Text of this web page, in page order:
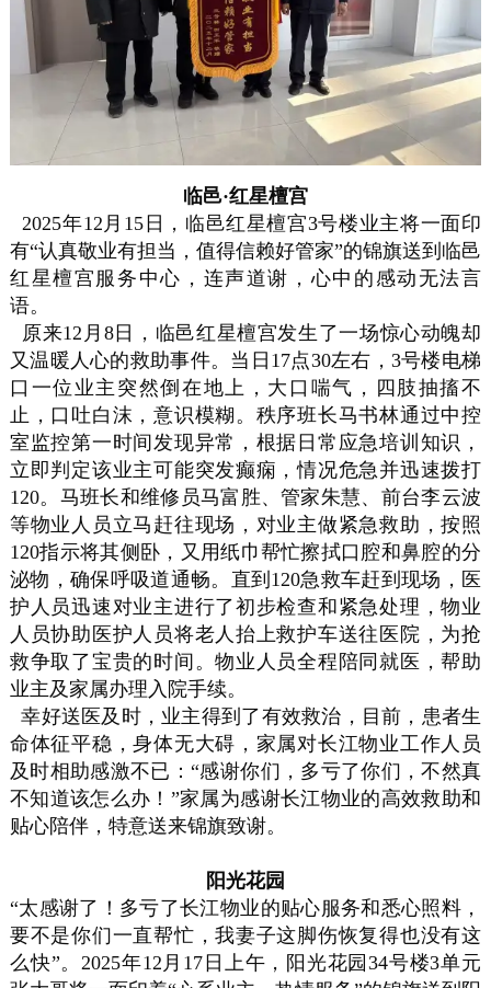
临邑·红星檀宫
2025年12月15日，临邑红星檀宫3号楼业主将一面印
有“认真敬业有担当，值得信赖好管家”的锦旗送到临邑
红星檀宫服务中心，连声道谢，心中的感动无法言
语。
原来12月8日，临邑红星檀宫发生了一场惊心动魄却
又温暖人心的救助事件。当日17点30左右，3号楼电梯
口一位业主突然倒在地上，大口喘气，四肢抽搐不
止，口吐白沫，意识模糊。秩序班长马书林通过中控
室监控第一时间发现异常，根据日常应急培训知识，
立即判定该业主可能突发癫痫，情况危急并迅速拨打
120。马班长和维修员马富胜、管家朱慧、前台李云波
等物业人员立马赶往现场，对业主做紧急救助，按照
120指示将其侧卧，又用纸巾帮忙擦拭口腔和鼻腔的分
泌物，确保呼吸道通畅。直到120急救车赶到现场，医
护人员迅速对业主进行了初步检查和紧急处理，物业
人员协助医护人员将老人抬上救护车送往医院，为抢
救争取了宝贵的时间。物业人员全程陪同就医，帮助
业主及家属办理入院手续。
幸好送医及时，业主得到了有效救治，目前，患者生
命体征平稳，身体无大碍，家属对长江物业工作人员
及时相助感激不已：“感谢你们，多亏了你们，不然真
不知道该怎么办！”家属为感谢长江物业的高效救助和
贴心陪伴，特意送来锦旗致谢。
阳光花园
“太感谢了！多亏了长江物业的贴心服务和悉心照料，
要不是你们一直帮忙，我妻子这脚伤恢复得也没有这
么快”。2025年12月17日上午，阳光花园34号楼3单元